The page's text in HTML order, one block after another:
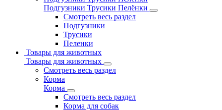
Подгузники Трусики Пелёнки
Смотреть весь раздел
Подгузники
Трусики
Пеленки
Товары для животных
Товары для животных
Смотреть весь раздел
Корма
Корма
Смотреть весь раздел
Корма для собак